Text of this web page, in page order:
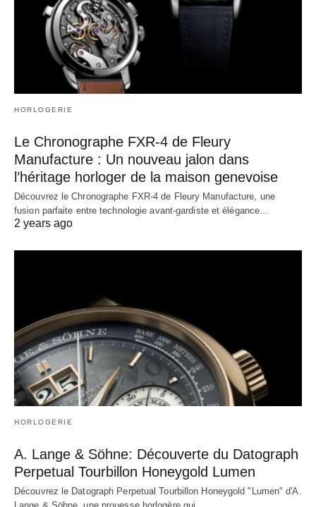
HORLOGERIE
Le Chronographe FXR-4 de Fleury
Manufacture : Un nouveau jalon dans
l’héritage horloger de la maison genevoise
Découvrez le Chronographe FXR-4 de Fleury Manufacture, une
fusion parfaite entre technologie avant-gardiste et élégance…
2 years ago
HORLOGERIE
A. Lange & Söhne: Découverte du Datograph
Perpetual Tourbillon Honeygold Lumen
Découvrez le Datograph Perpetual Tourbillon Honeygold "Lumen" d'A.